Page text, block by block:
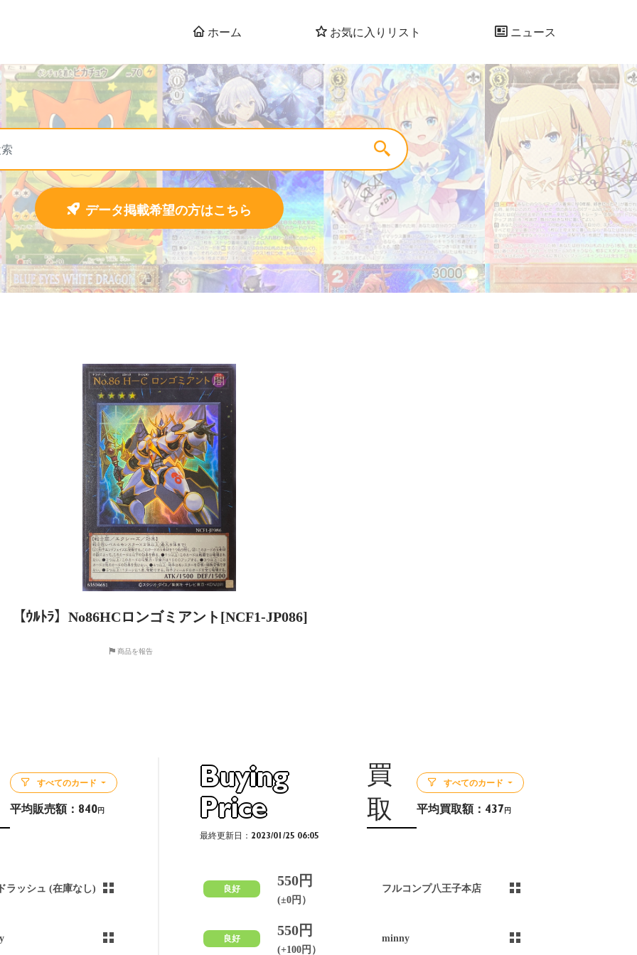
ホーム お気に入りリスト ニュース
データ掲載希望の方はこちら
【ｳﾙﾄﾗ】No86HCロンゴミアント[NCF1-JP086]
商品を報告
すべてのカード
平均販売額： 840円
ラッシュ (在庫なし)
Buying
Price
買
取
最終更新日：2023/01/25 06:05
すべてのカード
平均買取額： 437 円
良好
550円
(±0円）
フルコンプ八王子本店
良好
550円
(+100円）
minny